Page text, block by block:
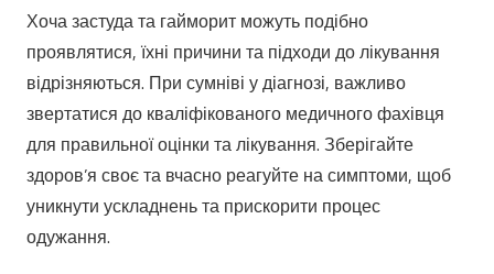
Хоча застуда та гайморит можуть подібно
проявлятися, їхні причини та підходи до лікування
відрізняються. При сумніві у діагнозі, важливо
звертатися до кваліфікованого медичного фахівця
для правильної оцінки та лікування. Зберігайте
здоров’я своє та вчасно реагуйте на симптоми, щоб
уникнути ускладнень та прискорити процес
одужання.